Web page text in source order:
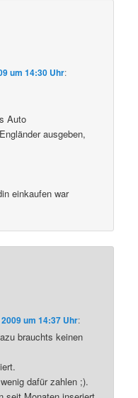
um 14:30 Uhr:
Auto
ausgeben,
einkaufen war
um 14:37 Uhr:
brauchts keinen
dafür zahlen ;).